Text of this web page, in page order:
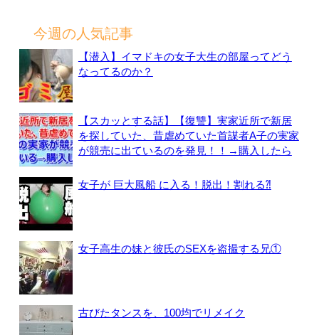
今週の人気記事
【潜入】イマドキの女子大生の部屋ってどう
なってるのか？
【スカッとする話】【復讐】実家近所で新居
を探していた、昔虐めていた首謀者A子の実家
が競売に出ているのを発見！！→購入したら
女子が 巨大風船 に入る！脱出！割れる⁈
女子高生の妹と彼氏のSEXを盗撮する兄①
古びたタンスを、100均でリメイク